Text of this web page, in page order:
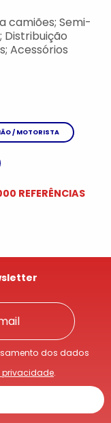
camiões; Semi-
Distribuição
Acessórios
/ MOTORISTA
REFERÊNCIAS
dos dados
.